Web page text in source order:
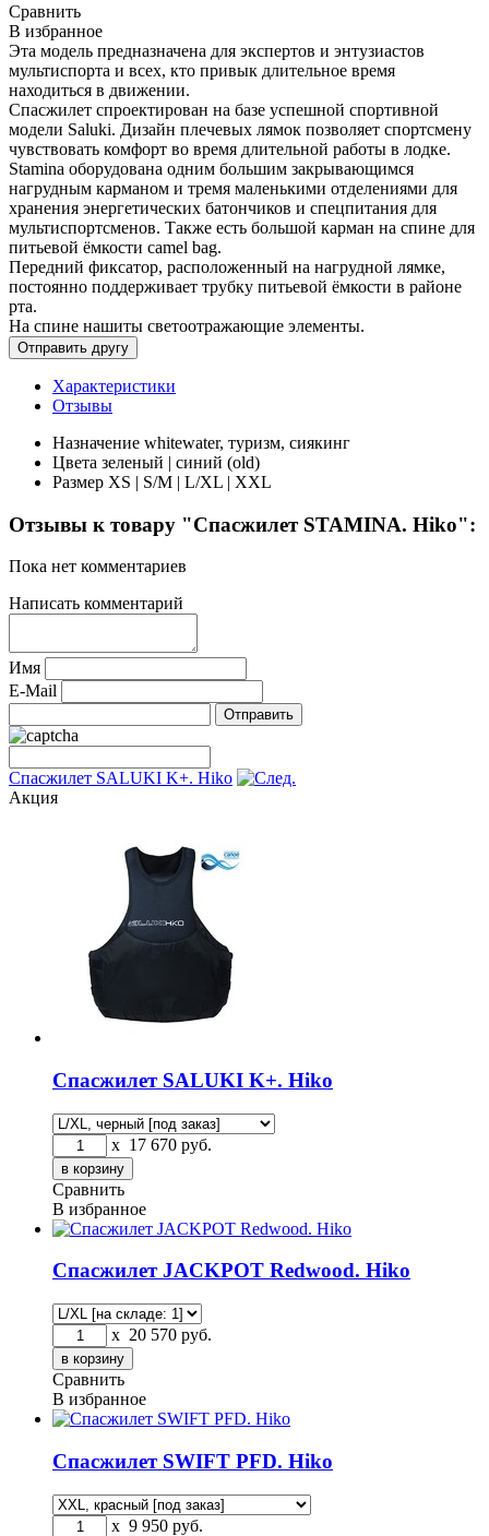
Сравнить
В избранное
Эта модель предназначена для экспертов и энтузиастов
мультиспорта и всех, кто привык длительное время
находиться в движении.
Спасжилет спроектирован на базе успешной спортивной
модели Saluki. Дизайн плечевых лямок позволяет спортсмену
чувствовать комфорт во время длительной работы в лодке.
Stamina оборудована одним большим закрывающимся
нагрудным карманом и тремя маленькими отделениями для
хранения энергетических батончиков и спецпитания для
мультиспортсменов. Также есть большой карман на спине для
питьевой ёмкости camel bag.
Передний фиксатор, расположенный на нагрудной лямке,
постоянно поддерживает трубку питьевой ёмкости в районе
рта.
На спине нашиты светоотражающие элементы.
Характеристики
Отзывы
Назначение whitewater, туризм, сиякинг
Цвета зеленый | синий (old)
Размер XS | S/M | L/XL | XXL
Отзывы к товару "Спасжилет STAMINA. Hiko":
Пока нет комментариев
Написать комментарий
Имя
E-Mail
Спасжилет SALUKI K+. Hiko
Акция
Спасжилет SALUKI K+. Hiko
x 17 670 руб.
Сравнить
В избранное
Спасжилет JACKPOT Redwood. Hiko
x 20 570 руб.
Сравнить
В избранное
Спасжилет SWIFT PFD. Hiko
x 9 950 руб.